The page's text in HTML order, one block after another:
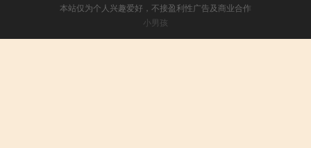
本站仅为个人兴趣爱好，不接盈利性广告及商业合作
小男孩